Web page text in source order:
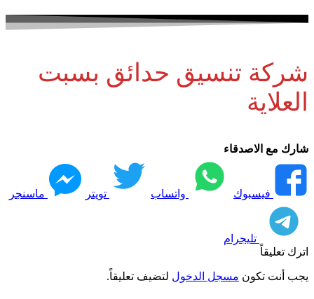
شركة تنسيق حدائق بسبت
العلاية
شارك مع الاصدقاء
فيسبوك واتساب تويتر ماسنجر
تليجرام
اترك تعليقاً
يجب أنت تكون مسجل الدخول لتضيف تعليقاً.